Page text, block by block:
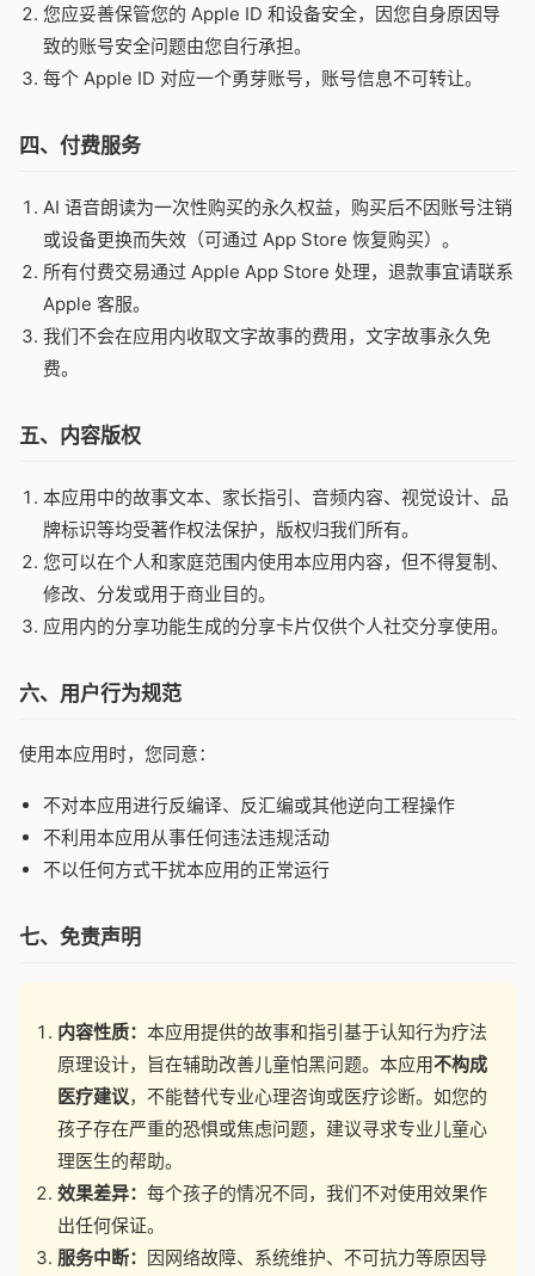
您应妥善保管您的 Apple ID 和设备安全，因您自身原因导
致的账号安全问题由您自行承担。
每个 Apple ID 对应一个勇芽账号，账号信息不可转让。
四、付费服务
AI 语音朗读为一次性购买的永久权益，购买后不因账号注销
或设备更换而失效（可通过 App Store 恢复购买）。
所有付费交易通过 Apple App Store 处理，退款事宜请联系
Apple 客服。
我们不会在应用内收取文字故事的费用，文字故事永久免
费。
五、内容版权
本应用中的故事文本、家长指引、音频内容、视觉设计、品
牌标识等均受著作权法保护，版权归我们所有。
您可以在个人和家庭范围内使用本应用内容，但不得复制、
修改、分发或用于商业目的。
应用内的分享功能生成的分享卡片仅供个人社交分享使用。
六、用户行为规范
使用本应用时，您同意：
不对本应用进行反编译、反汇编或其他逆向工程操作
不利用本应用从事任何违法违规活动
不以任何方式干扰本应用的正常运行
七、免责声明
内容性质： 本应用提供的故事和指引基于认知行为疗法
原理设计，旨在辅助改善儿童怕黑问题。本应用不构成
医疗建议，不能替代专业心理咨询或医疗诊断。如您的
孩子存在严重的恐惧或焦虑问题，建议寻求专业儿童心
理医生的帮助。
效果差异： 每个孩子的情况不同，我们不对使用效果作
出任何保证。
服务中断： 因网络故障、系统维护、不可抗力等原因导